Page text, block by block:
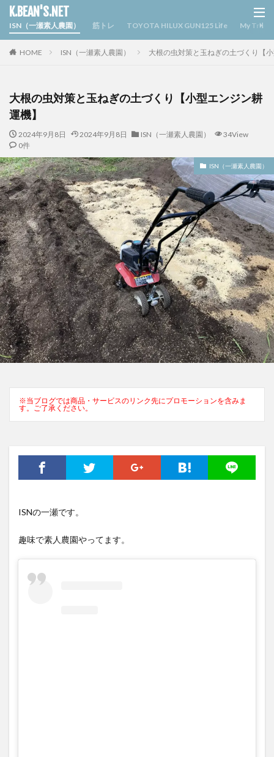
K.BEAN'S.NET
ISN（一瀬素人農園） 筋トレ TOYOTA HILUX GUN125 Life My Trivia
HOME ISN（一瀬素人農園） 大根の虫対策と玉ねぎの土づくり【
大根の虫対策と玉ねぎの土づくり【小型エンジン耕
運機】
2024年9月8日 2024年9月8日 ISN（一瀬素人農園）
34View
0件
ISN（一瀬素人農園）
※当ブログでは商品・サービスのリンク先にプロモーションを含みま
す。ご了承ください。
ISNの一瀬です。
趣味で素人農園やってます。